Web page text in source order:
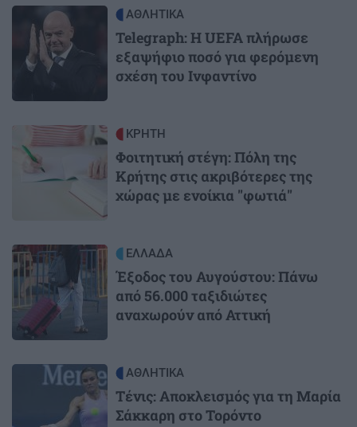
Image ΑΘΛΗΤΙΚΑ
Telegraph: Η UEFA πλήρωσε
εξαψήφιο ποσό για φερόμενη
σχέση του Ινφαντίνο
Image ΚΡΗΤΗ
Φοιτητική στέγη: Πόλη της
Κρήτης στις ακριβότερες της
χώρας με ενοίκια "φωτιά"
Image ΕΛΛΑΔΑ
Έξοδος του Αυγούστου: Πάνω
από 56.000 ταξιδιώτες
αναχωρούν από Αττική
ΑΘΛΗΤΙΚΑ
Τένις: Αποκλεισμός για τη Μαρία
Σάκκαρη στο Τορόντο